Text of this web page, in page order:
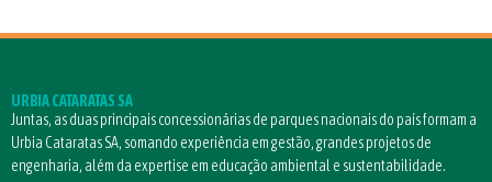
URBIA CATARATAS SA
Juntas, as duas principais concessionárias de parques nacionais do país formam a
Urbia Cataratas SA, somando experiência em gestão, grandes projetos de
engenharia, além da expertise em educação ambiental e sustentabilidade.